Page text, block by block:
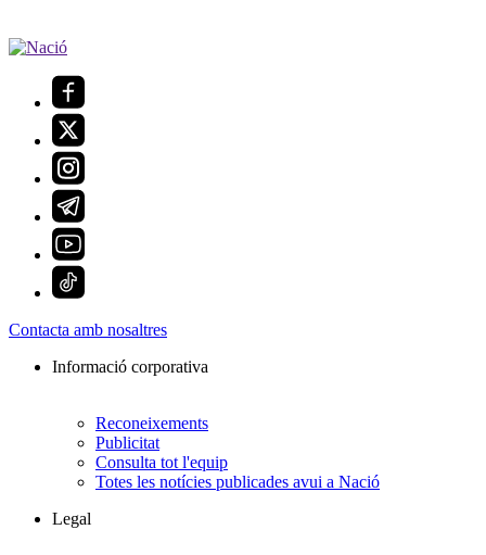
Contacta amb nosaltres
Informació corporativa
Reconeixements
Publicitat
Consulta tot l'equip
Totes les notícies publicades avui a Nació
Legal